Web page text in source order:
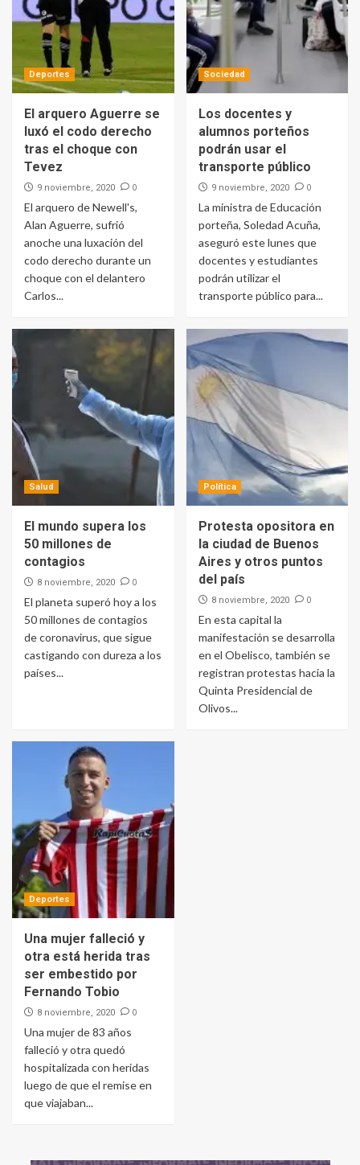
Deportes
El arquero Aguerre se
luxó el codo derecho
tras el choque con
Tevez
9 noviembre, 2020 0
El arquero de Newell's,
Alan Aguerre, sufrió
anoche una luxación del
codo derecho durante un
choque con el delantero
Carlos...
Sociedad
Los docentes y
alumnos porteños
podrán usar el
transporte público
9 noviembre, 2020 0
La ministra de Educación
porteña, Soledad Acuña,
aseguró este lunes que
docentes y estudiantes
podrán utilizar el
transporte público para...
Salud
El mundo supera los
50 millones de
contagios
8 noviembre, 2020 0
El planeta superó hoy a los
50 millones de contagios
de coronavirus, que sigue
castigando con dureza a los
países...
Política
Protesta opositora en
la ciudad de Buenos
Aires y otros puntos
del país
8 noviembre, 2020 0
En esta capital la
manifestación se desarrolla
en el Obelisco, también se
registran protestas hacia la
Quinta Presidencial de
Olivos...
Deportes
Una mujer falleció y
otra está herida tras
ser embestido por
Fernando Tobio
8 noviembre, 2020 0
Una mujer de 83 años
falleció y otra quedó
hospitalizada con heridas
luego de que el remise en
que viajaban...